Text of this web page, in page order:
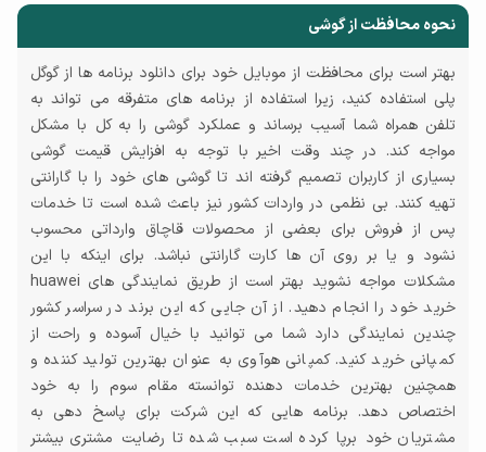
نحوه محافظت از گوشی
بهتر است برای محافظت از موبایل خود برای دانلود برنامه ها از گوگل
پلی استفاده کنید، زیرا استفاده از برنامه های متفرقه می تواند به
تلفن همراه شما آسیب برساند و عملکرد گوشی را به کل با مشکل
مواجه کند. در چند وقت اخیر با توجه به افزایش قیمت گوشی
بسیاری از کاربران تصمیم گرفته اند تا گوشی های خود را با گارانتی
تهیه کنند. بی نظمی در واردات کشور نیز باعث شده است تا خدمات
پس از فروش برای بعضی از محصولات قاچاق وارداتی محسوب
نشود و یا بر روی آن ها کارت گارانتی نباشد. برای اینکه با این
مشکلات مواجه نشوید بهتر است از طریق نمایندگی های huawei
خرید خود را انجام دهید. از آن جایی که این برند در سراسر کشور
چندین نمایندگی دارد شما می توانید با خیال آسوده و راحت از
کمپانی خرید کنید. کمپانی هوآوی به عنوان بهترین تولید کننده و
همچنین بهترین خدمات دهنده توانسته مقام سوم را به خود
اختصاص دهد. برنامه هایی که این شرکت برای پاسخ دهی به
مشتریان خود برپا کرده است سبب شده تا رضایت مشتری بیشتر